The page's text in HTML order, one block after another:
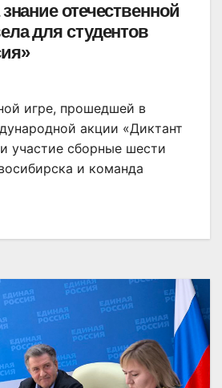
отечественной
для студентов
игре, прошедшей в
акции «Диктант
участие сборные шести
и команда